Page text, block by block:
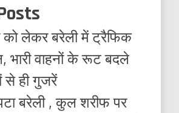
को लेकर बरेली में ट्रैफिक
भारी वाहनों के रूट बदले
से ही गुजरें
बरेली , कुल शरीफ पर